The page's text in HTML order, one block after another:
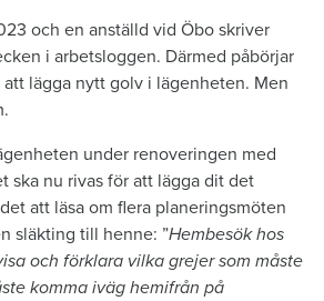
och en anställd vid Öbo skriver
i arbetsloggen. Därmed påbörjar
lägga nytt golv i lägenheten. Men
under renoveringen med
ska nu rivas för att lägga dit det
att läsa om flera planeringsmöten
släkting till henne: ”Hembesök hos
och förklara vilka grejer som måste
komma iväg hemifrån på